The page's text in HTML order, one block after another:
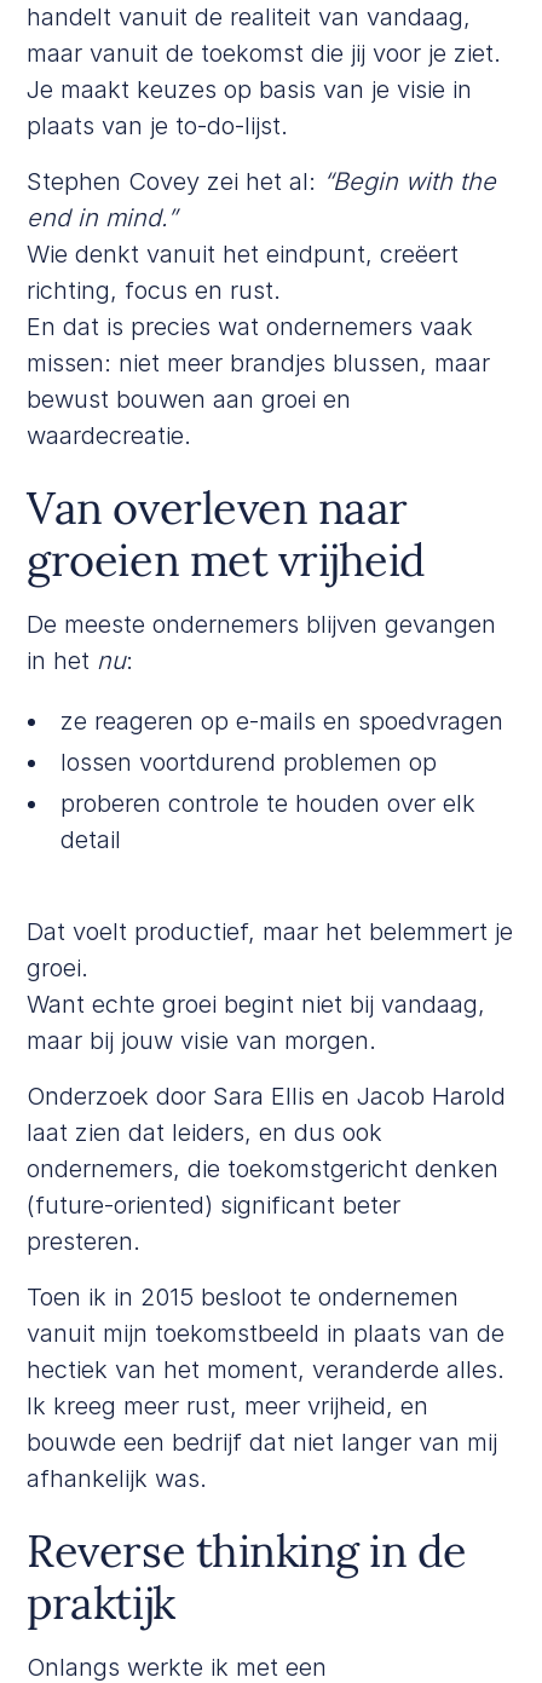
handelt vanuit de realiteit van vandaag,
maar vanuit de toekomst die jij voor je ziet.
Je maakt keuzes op basis van je visie in
plaats van je to-do-lijst.
Stephen Covey zei het al: “Begin with the
end in mind.”
Wie denkt vanuit het eindpunt, creëert
richting, focus en rust.
En dat is precies wat ondernemers vaak
missen: niet meer brandjes blussen, maar
bewust bouwen aan groei en
waardecreatie.
Van overleven naar
groeien met vrijheid
De meeste ondernemers blijven gevangen
in het nu:
ze reageren op e-mails en spoedvragen
lossen voortdurend problemen op
proberen controle te houden over elk
detail
Dat voelt productief, maar het belemmert je
groei.
Want echte groei begint niet bij vandaag,
maar bij jouw visie van morgen.
Onderzoek door Sara Ellis en Jacob Harold
laat zien dat leiders, en dus ook
ondernemers, die toekomstgericht denken
(future-oriented) significant beter
presteren.
Toen ik in 2015 besloot te ondernemen
vanuit mijn toekomstbeeld in plaats van de
hectiek van het moment, veranderde alles.
Ik kreeg meer rust, meer vrijheid, en
bouwde een bedrijf dat niet langer van mij
afhankelijk was.
Reverse thinking in de
praktijk
Onlangs werkte ik met een